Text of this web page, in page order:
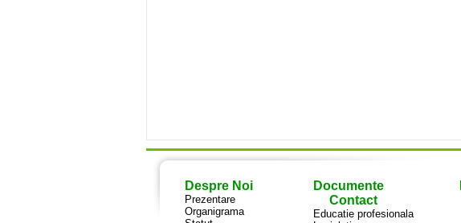
Despre Noi
Prezentare
Organigrama
Documente
Contact
Educatie profesionala